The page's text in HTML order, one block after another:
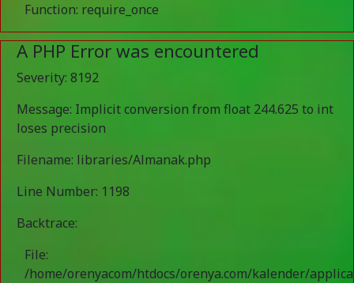
Function: require_once
A PHP Error was encountered
Severity: 8192
Message: Implicit conversion from float 244.625 to int
loses precision
Filename: libraries/Almanak.php
Line Number: 1198
Backtrace:
File:
/home/orenyacom/htdocs/orenya.com/kalender/